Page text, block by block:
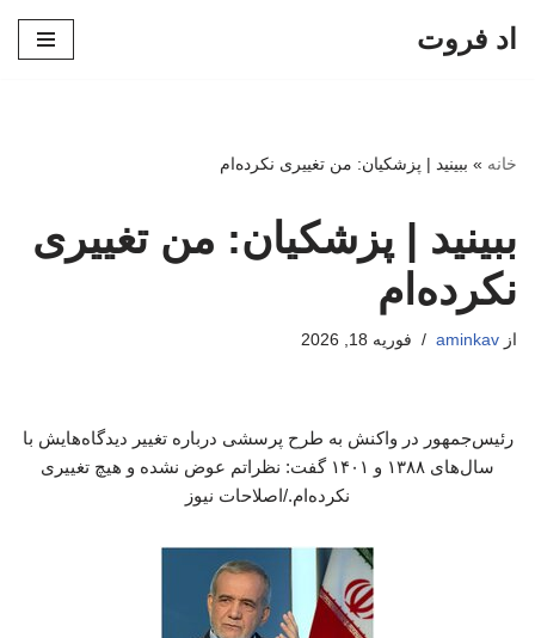
اد فروت
خانه » ببینید | پزشکیان: من تغییری نکرده‌ام
ببینید | پزشکیان: من تغییری
نکرده‌ام
از aminkav فوریه 18, 2026
رئیس‌جمهور در واکنش به طرح پرسشی درباره تغییر دیدگاه‌هایش با
سال‌های ۱۳۸۸ و ۱۴۰۱ گفت: نظراتم عوض نشده و هیچ تغییری
نکرده‌ام./اصلاحات نیوز